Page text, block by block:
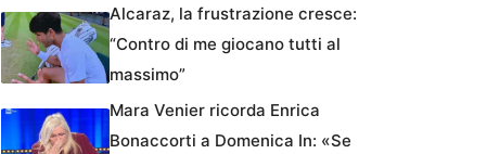
Alcaraz, la frustrazione cresce:
“Contro di me giocano tutti al
massimo”
Mara Venier ricorda Enrica
Bonaccorti a Domenica In: «Se